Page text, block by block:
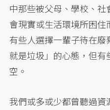
中那些被父母、學校、
會現實或生活環境所困住
有些人選擇一輩子待在
就是垃圾」的心態，但
空。
我們或多或少都曾聽過